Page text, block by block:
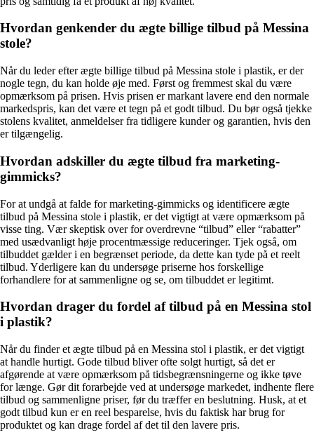
Hvordan genkender du ægte billige tilbud på Messina
stole?
Når du leder efter ægte billige tilbud på Messina stole i plastik, er der
nogle tegn, du kan holde øje med. Først og fremmest skal du være
opmærksom på prisen. Hvis prisen er markant lavere end den normale
markedspris, kan det være et tegn på et godt tilbud. Du bør også tjekke
stolens kvalitet, anmeldelser fra tidligere kunder og garantien, hvis den
er tilgængelig.
Hvordan adskiller du ægte tilbud fra marketing-
gimmicks?
For at undgå at falde for marketing-gimmicks og identificere ægte
tilbud på Messina stole i plastik, er det vigtigt at være opmærksom på
visse ting. Vær skeptisk over for overdrevne “tilbud” eller “rabatter”
med usædvanligt høje procentmæssige reduceringer. Tjek også, om
tilbuddet gælder i en begrænset periode, da dette kan tyde på et reelt
tilbud. Yderligere kan du undersøge priserne hos forskellige
forhandlere for at sammenligne og se, om tilbuddet er legitimt.
Hvordan drager du fordel af tilbud på en Messina stol
i plastik?
Når du finder et ægte tilbud på en Messina stol i plastik, er det vigtigt
at handle hurtigt. Gode tilbud bliver ofte solgt hurtigt, så det er
afgørende at være opmærksom på tidsbegrænsningerne og ikke tøve
for længe. Gør dit forarbejde ved at undersøge markedet, indhente flere
tilbud og sammenligne priser, før du træffer en beslutning. Husk, at et
godt tilbud kun er en reel besparelse, hvis du faktisk har brug for
produktet og kan drage fordel af det til den lavere pris.